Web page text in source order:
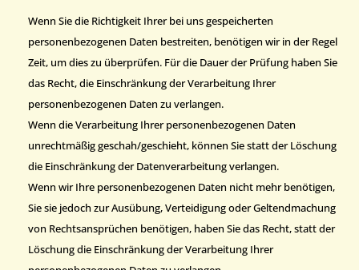
Wenn Sie die Richtigkeit Ihrer bei uns gespeicherten
personenbezogenen Daten bestreiten, benötigen wir in der Regel
Zeit, um dies zu überprüfen. Für die Dauer der Prüfung haben Sie
das Recht, die Einschränkung der Verarbeitung Ihrer
personenbezogenen Daten zu verlangen.
Wenn die Verarbeitung Ihrer personenbezogenen Daten
unrechtmäßig geschah/geschieht, können Sie statt der Löschung
die Einschränkung der Datenverarbeitung verlangen.
Wenn wir Ihre personenbezogenen Daten nicht mehr benötigen,
Sie sie jedoch zur Ausübung, Verteidigung oder Geltendmachung
von Rechtsansprüchen benötigen, haben Sie das Recht, statt der
Löschung die Einschränkung der Verarbeitung Ihrer